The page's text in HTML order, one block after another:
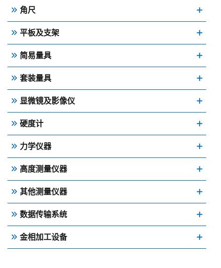
角尺
平板及支架
简易量具
套装量具
显微镜及影像仪
硬度计
力学仪器
高度测量仪器
其他测量仪器
数据传输系统
金相加工设备